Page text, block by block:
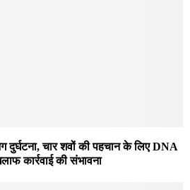
चार शवों की पहचान के लिए DNA
कार्रवाई की संभावना